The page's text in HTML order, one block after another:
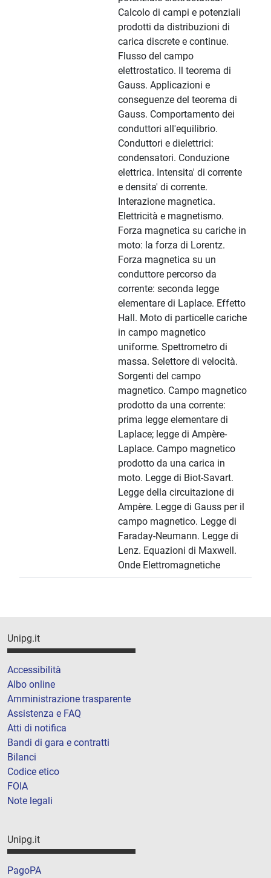
Calcolo di campi e potenziali
prodotti da distribuzioni di
carica discrete e continue.
Flusso del campo
elettrostatico. Il teorema di
Gauss. Applicazioni e
conseguenze del teorema di
Gauss. Comportamento dei
conduttori all'equilibrio.
Conduttori e dielettrici:
condensatori. Conduzione
elettrica. Intensita' di corrente
e densita' di corrente.
Interazione magnetica.
Elettricità e magnetismo.
Forza magnetica su cariche in
moto: la forza di Lorentz.
Forza magnetica su un
conduttore percorso da
corrente: seconda legge
elementare di Laplace. Effetto
Hall. Moto di particelle cariche
in campo magnetico
uniforme. Spettrometro di
massa. Selettore di velocità.
Sorgenti del campo
magnetico. Campo magnetico
prodotto da una corrente:
prima legge elementare di
Laplace; legge di Ampère-
Laplace. Campo magnetico
prodotto da una carica in
moto. Legge di Biot-Savart.
Legge della circuitazione di
Ampère. Legge di Gauss per il
campo magnetico. Legge di
Faraday-Neumann. Legge di
Lenz. Equazioni di Maxwell.
Onde Elettromagnetiche
Unipg.it
Accessibilità
Albo online
Amministrazione trasparente
Assistenza e FAQ
Atti di notifica
Bandi di gara e contratti
Bilanci
Codice etico
FOIA
Note legali
Unipg.it
PagoPA